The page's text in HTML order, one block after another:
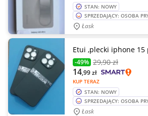
STAN: NOWY
SPRZEDAJĄCY: OSOBA
Łask
Etui ,plecki iphone 15
-49% 29,90 zł
KUP TERAZ
14,99zł
STAN: NOWY
SPRZEDAJĄCY: OSOBA
Łask